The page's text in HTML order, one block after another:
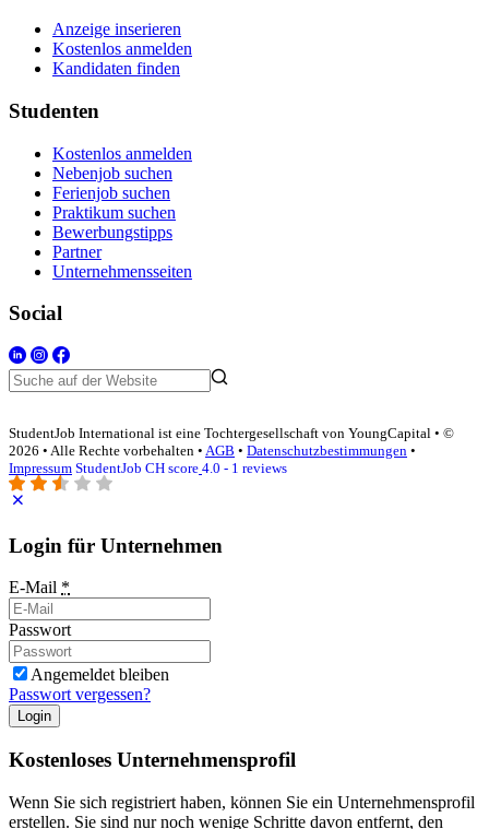
Anzeige inserieren
Kostenlos anmelden
Kandidaten finden
Studenten
Kostenlos anmelden
Nebenjob suchen
Ferienjob suchen
Praktikum suchen
Bewerbungstipps
Partner
Unternehmensseiten
Social
StudentJob International ist eine Tochtergesellschaft von YoungCapital • ©
2026 • Alle Rechte vorbehalten • AGB • Datenschutzbestimmungen •
Impressum StudentJob CH score 4.0 - 1 reviews
Login für Unternehmen
E-Mail *
Passwort
Angemeldet bleiben
Passwort vergessen?
Login
Kostenloses Unternehmensprofil
Wenn Sie sich registriert haben, können Sie ein Unternehmensprofil
erstellen. Sie sind nur noch wenige Schritte davon entfernt, den